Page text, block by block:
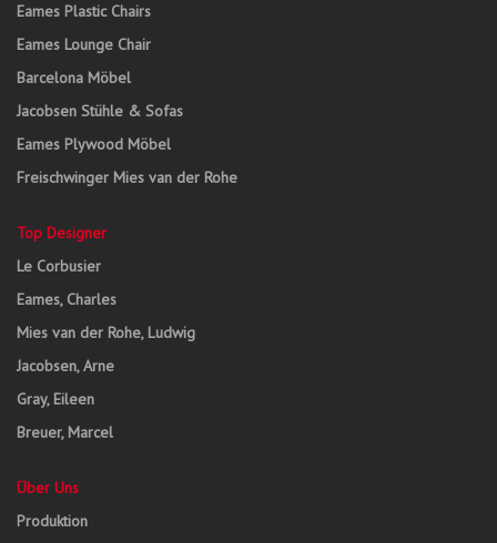
Eames Plastic Chairs
Eames Lounge Chair
Barcelona Möbel
Jacobsen Stühle & Sofas
Eames Plywood Möbel
Freischwinger Mies van der Rohe
Top Designer
Le Corbusier
Eames, Charles
Mies van der Rohe, Ludwig
Jacobsen, Arne
Gray, Eileen
Breuer, Marcel
Über Uns
Produktion